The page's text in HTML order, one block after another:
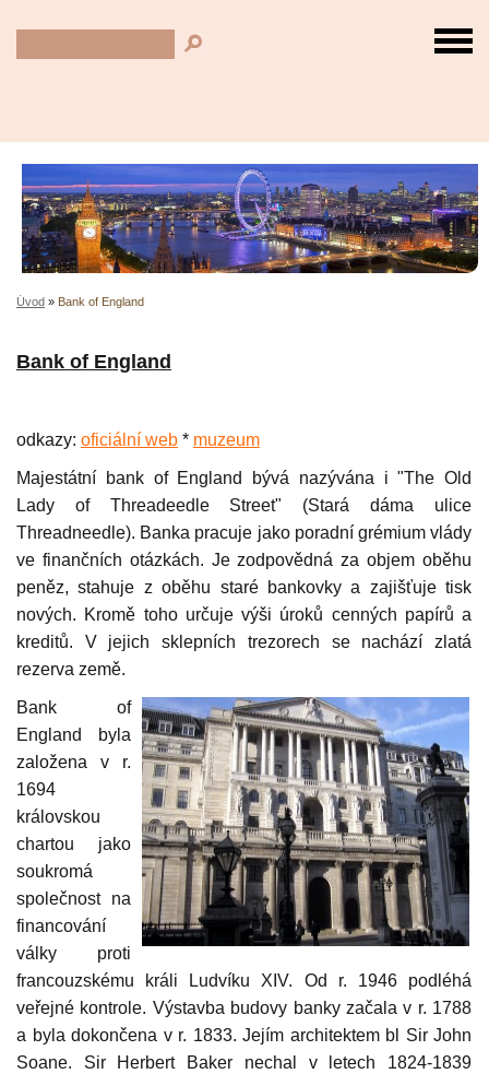
Úvod » Bank of England
Bank of England
odkazy: oficiální web * muzeum
Majestátní bank of England bývá nazývána i "The Old
Lady of Threadeedle Street" (Stará dáma ulice
Threadneedle). Banka pracuje jako poradní grémium vlády
ve finančních otázkách. Je zodpovědná za objem oběhu
peněz, stahuje z oběhu staré bankovky a zajišťuje tisk
nových. Kromě toho určuje výši úroků cenných papírů a
kreditů. V jejich sklepních trezorech se nachází zlatá
rezerva země.
Bank of
England byla
založena v r.
1694
královskou
chartou jako
soukromá
společnost na
financování
války proti
francouzskému králi Ludvíku XIV. Od r. 1946 podléhá
veřejné kontrole. Výstavba budovy banky začala v r. 1788
a byla dokončena v r. 1833. Jejím architektem bl Sir John
Soane. Sir Herbert Baker nechal v letech 1824-1839